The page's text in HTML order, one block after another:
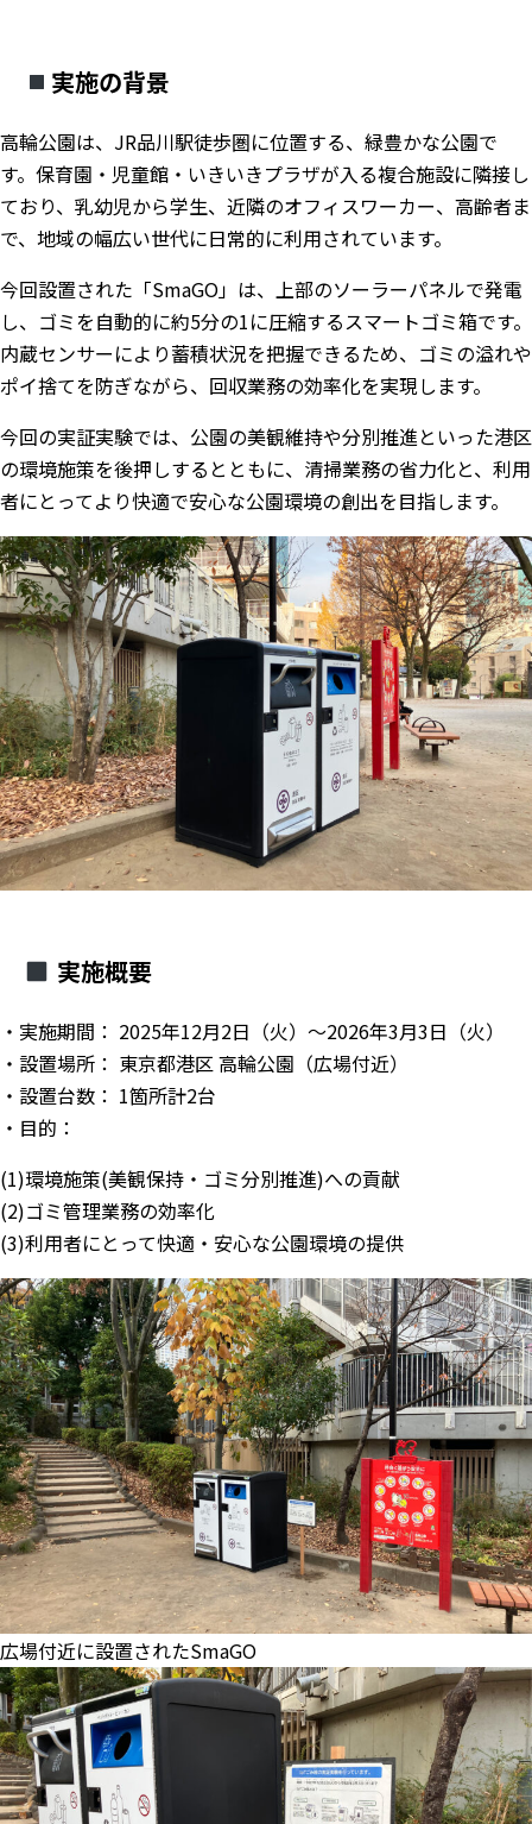
実施の背景
高輪公園は、JR品川駅徒歩圏に位置する、緑豊かな公園で
す。保育園・児童館・いきいきプラザが入る複合施設に隣接し
ており、乳幼児から学生、近隣のオフィスワーカー、高齢者ま
で、地域の幅広い世代に日常的に利用されています。
今回設置された「SmaGO」は、上部のソーラーパネルで発電
し、ゴミを自動的に約5分の1に圧縮するスマートゴミ箱です。
内蔵センサーにより蓄積状況を把握できるため、ゴミの溢れや
ポイ捨てを防ぎながら、回収業務の効率化を実現します。
今回の実証実験では、公園の美観維持や分別推進といった港区
の環境施策を後押しするとともに、清掃業務の省力化と、利用
者にとってより快適で安心な公園環境の創出を目指します。
実施概要
・実施期間： 2025年12月2日（火）〜2026年3月3日（火）
・設置場所： 東京都港区 高輪公園（広場付近）
・設置台数： 1箇所計2台
・目的：
(1)環境施策(美観保持・ゴミ分別推進)への貢献
(2)ゴミ管理業務の効率化
(3)利用者にとって快適・安心な公園環境の提供
広場付近に設置されたSmaGO